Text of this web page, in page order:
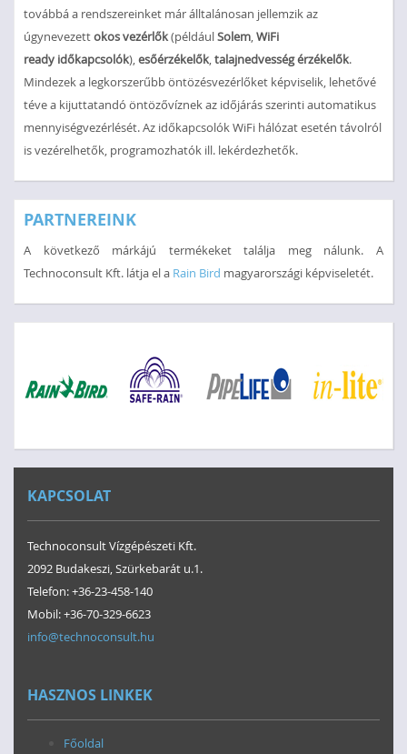
továbbá a rendszereinket már álltalánosan jellemzik az
úgynevezettokos vezérlők(példáulSolem,WiFi
ready időkapcsolók),esőérzékelők,talajnedvesség érzékelők.
Mindezek a legkorszerűbb öntözésvezérlőket képviselik, lehetővé
téve a kijuttatandó öntözővíznek az időjárás szerinti automatikus
mennyiségvezérlését. Az időkapcsolók WiFi hálózat esetén távolról
is vezérelhetők, programozhatók ill. lekérdezhetők.
PARTNEREINK
A következő márkájú termékeket találja meg nálunk. A
Technoconsult Kft. látja el a Rain Bird magyarországi képviseletét.
KAPCSOLAT
Technoconsult Vízgépészeti Kft.
2092 Budakeszi, Szürkebarát u.1.
Telefon: +36-23-458-140
Mobil: +36-70-329-6623
info@technoconsult.hu
HASZNOS LINKEK
Főoldal